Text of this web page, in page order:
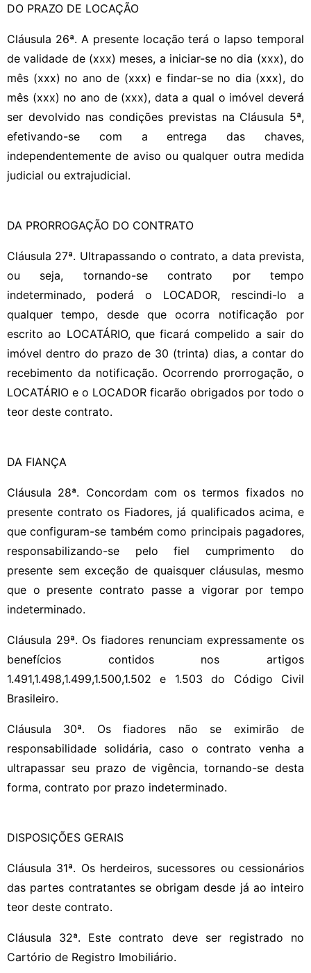
DO PRAZO DE LOCAÇÃO
Cláusula 26ª. A presente locação terá o lapso temporal
de validade de (xxx) meses, a iniciar-se no dia (xxx), do
mês (xxx) no ano de (xxx) e findar-se no dia (xxx), do
mês (xxx) no ano de (xxx), data a qual o imóvel deverá
ser devolvido nas condições previstas na Cláusula 5ª,
efetivando-se com a entrega das chaves,
independentemente de aviso ou qualquer outra medida
judicial ou extrajudicial.
DA PRORROGAÇÃO DO CONTRATO
Cláusula 27ª. Ultrapassando o contrato, a data prevista,
ou seja, tornando-se contrato por tempo
indeterminado, poderá o LOCADOR, rescindi-lo a
qualquer tempo, desde que ocorra notificação por
escrito ao LOCATÁRIO, que ficará compelido a sair do
imóvel dentro do prazo de 30 (trinta) dias, a contar do
recebimento da notificação. Ocorrendo prorrogação, o
LOCATÁRIO e o LOCADOR ficarão obrigados por todo o
teor deste contrato.
DA FIANÇA
Cláusula 28ª. Concordam com os termos fixados no
presente contrato os Fiadores, já qualificados acima, e
que configuram-se também como principais pagadores,
responsabilizando-se pelo fiel cumprimento do
presente sem exceção de quaisquer cláusulas, mesmo
que o presente contrato passe a vigorar por tempo
indeterminado.
Cláusula 29ª. Os fiadores renunciam expressamente os
benefícios contidos nos artigos
1.491,1.498,1.499,1.500,1.502 e 1.503 do Código Civil
Brasileiro.
Cláusula 30ª. Os fiadores não se eximirão de
responsabilidade solidária, caso o contrato venha a
ultrapassar seu prazo de vigência, tornando-se desta
forma, contrato por prazo indeterminado.
DISPOSIÇÕES GERAIS
Cláusula 31ª. Os herdeiros, sucessores ou cessionários
das partes contratantes se obrigam desde já ao inteiro
teor deste contrato.
Cláusula 32ª. Este contrato deve ser registrado no
Cartório de Registro Imobiliário.